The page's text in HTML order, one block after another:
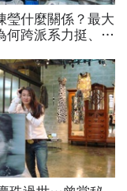
瑩什麼關係？最大
何跨派系力挺、連
作內幕？